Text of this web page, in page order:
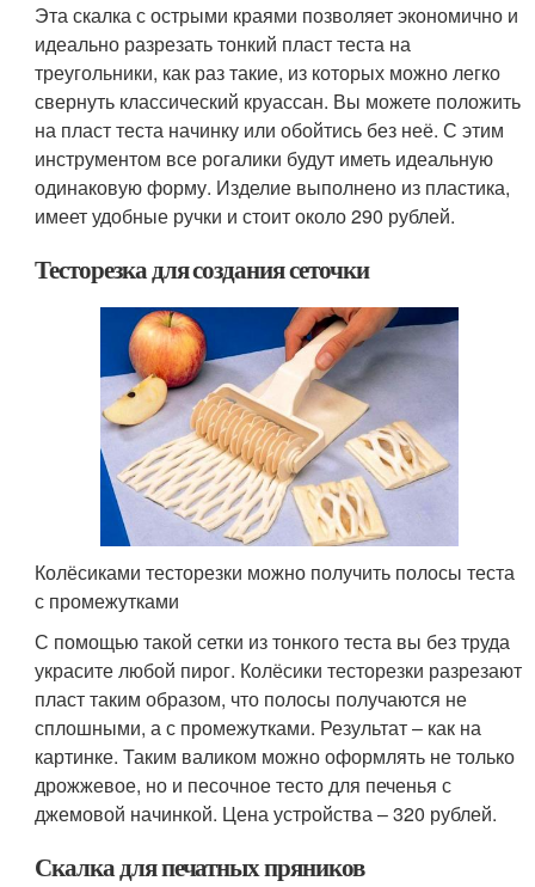
Эта скалка с острыми краями позволяет экономично и
идеально разрезать тонкий пласт теста на
треугольники, как раз такие, из которых можно легко
свернуть классический круассан. Вы можете положить
на пласт теста начинку или обойтись без неё. С этим
инструментом все рогалики будут иметь идеальную
одинаковую форму. Изделие выполнено из пластика,
имеет удобные ручки и стоит около 290 рублей.
Тесторезка для создания сеточки
Колёсиками тесторезки можно получить полосы теста
с промежутками
С помощью такой сетки из тонкого теста вы без труда
украсите любой пирог. Колёсики тесторезки разрезают
пласт таким образом, что полосы получаются не
сплошными, а с промежутками. Результат – как на
картинке. Таким валиком можно оформлять не только
дрожжевое, но и песочное тесто для печенья с
джемовой начинкой. Цена устройства – 320 рублей.
Скалка для печатных пряников